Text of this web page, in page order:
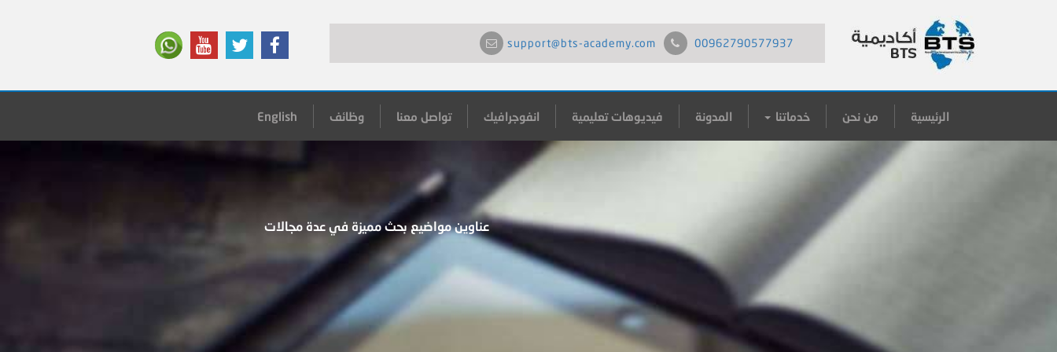
00962790577937
support@bts-academy.com
الرئيسية من نحن خدماتنا المدونة فيديوهات تعليمية انفوجرافيك تواصل معنا وظائف English
عناوين مواضيع بحث مميزة في عدة مجالات